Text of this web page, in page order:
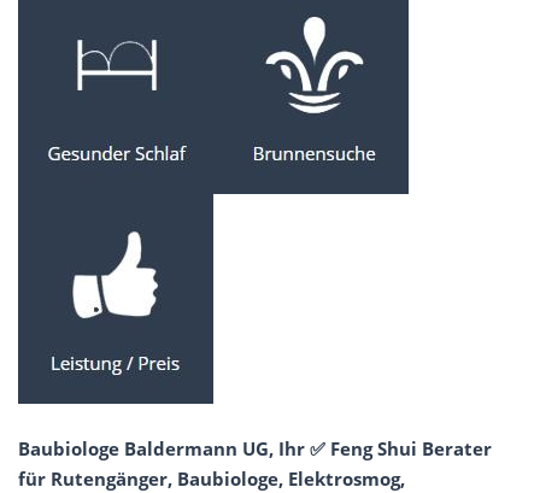
Baubiologe Baldermann UG, Ihr ✅ Feng Shui Berater
für Rutengänger, Baubiologe, Elektrosmog,